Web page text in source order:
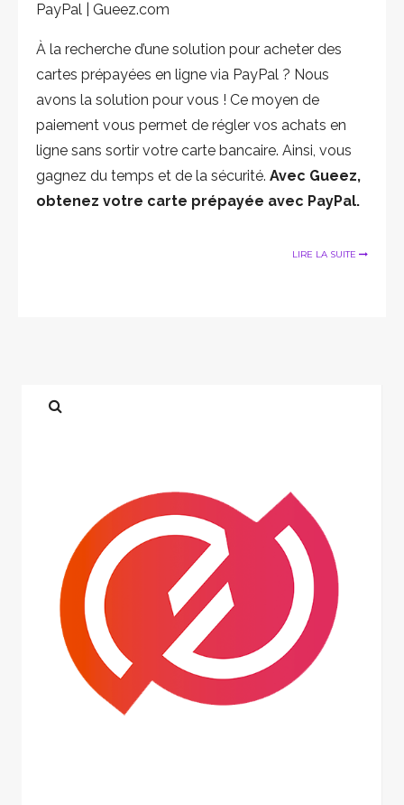
PayPal | Gueez.com
À la recherche d’une solution pour acheter des
cartes prépayées en ligne via PayPal ? Nous
avons la solution pour vous ! Ce moyen de
paiement vous permet de régler vos achats en
ligne sans sortir votre carte bancaire. Ainsi, vous
gagnez du temps et de la sécurité. Avec Gueez,
obtenez votre carte prépayée avec PayPal.
LIRE LA SUITE